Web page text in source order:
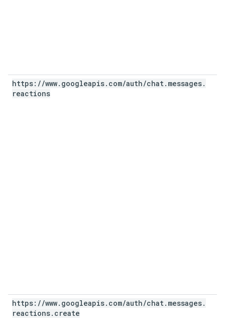
https: //www. googleapis. com/auth/chat. messages.
reactions
https: //www. googleapis. com/auth/chat. messages.
reactions. create